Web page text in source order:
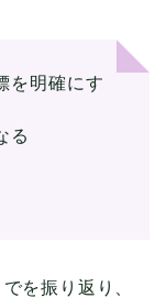
を明確にす
る
を振り返り、